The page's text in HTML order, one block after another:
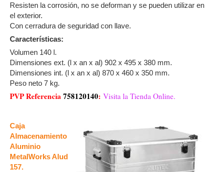
Resisten la corrosión, no se deforman y se pueden utilizar en
el exterior.
Con cerradura de seguridad con llave.
Características:
Volumen 140 l.
Dimensiones ext. (l x an x al) 902 x 495 x 380 mm.
Dimensiones int. (l x an x al) 870 x 460 x 350 mm.
Peso neto 7 kg.
PVP Referencia758120140: Visita la Tienda Online.
Caja
Almacenamiento
Aluminio
MetalWorks Alud
157.